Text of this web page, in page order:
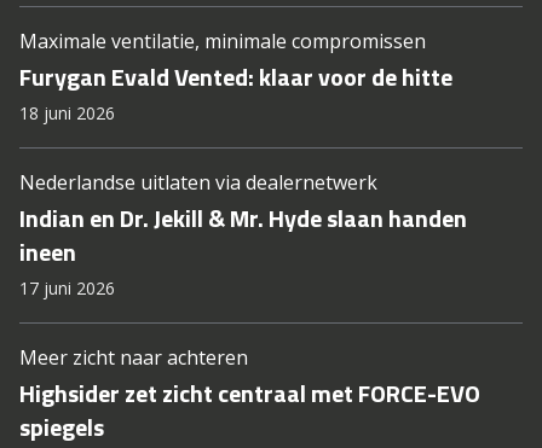
Maximale ventilatie, minimale compromissen
Furygan Evald Vented: klaar voor de hitte
18 juni 2026
Nederlandse uitlaten via dealernetwerk
Indian en Dr. Jekill & Mr. Hyde slaan handen
ineen
17 juni 2026
Meer zicht naar achteren
Highsider zet zicht centraal met FORCE-EVO
spiegels